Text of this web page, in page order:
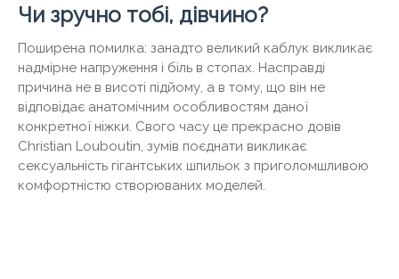
Чи зручно тобі, дівчино?
Поширена помилка: занадто великий каблук викликає
надмірне напруження і біль в стопах. Насправді
причина не в висоті підйому, а в тому, що він не
відповідає анатомічним особливостям даної
конкретної ніжки. Свого часу це прекрасно довів
Christian Louboutin, зумів поєднати викликає
сексуальність гігантських шпильок з приголомшливою
комфортністю створюваних моделей.